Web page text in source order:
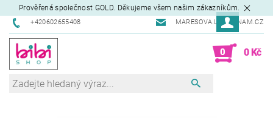
Prověřená společnost GOLD. Děkujeme všem našim zákazníkům.
+420602655408 MARESOVA.L@SEZNAM.CZ
0 0 Kč